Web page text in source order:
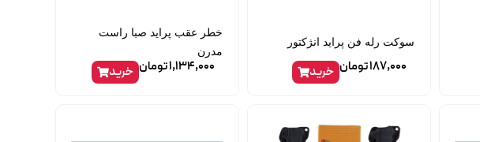
سوکت رله فن پراید انژکتور
187,000تومان خرید
خطر عقب پراید صبا راست
مدرن
1,134,000تومان خرید